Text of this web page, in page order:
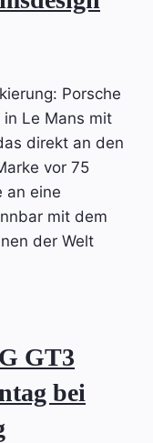
Porsche
in Le Mans mit
direkt an den
vor 75
an eine
mit dem
der Welt
GT3
bei